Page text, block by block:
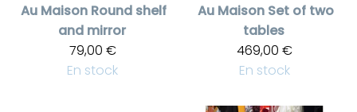
Au Maison Round shelf
and mirror
79,00 €
En stock
Au Maison Set of two
tables
469,00 €
En stock